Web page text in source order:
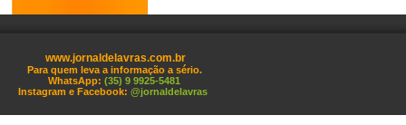
www.jornaldelavras.com.br
Para quem leva a informação a sério.
WhatsApp: (35) 9 9925-5481
Instagram e Facebook: @jornaldelavras